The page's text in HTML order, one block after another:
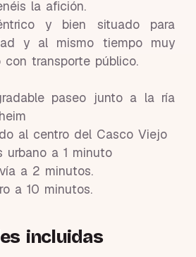
la afición.
y bien situado para
y al mismo tiempo muy
transporte público.
paseo junto a la ría
al centro del Casco Viejo
a 1 minuto
a 2 minutos.
a 10 minutos.
incluidas